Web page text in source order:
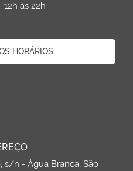
às 22h
HORÁRIOS
s/n - Água Branca, São